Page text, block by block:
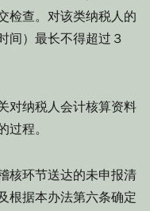
检查。对该类纳税人的
间）最长不得超过３
纳税人会计核算资料
过程。
环节送达的未申报清
根据本办法第六条确定